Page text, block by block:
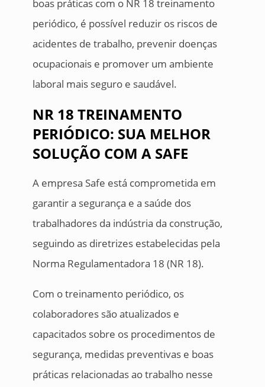
boas práticas com o NR 18 treinamento
periódico, é possível reduzir os riscos de
acidentes de trabalho, prevenir doenças
ocupacionais e promover um ambiente
laboral mais seguro e saudável.
NR 18 TREINAMENTO
PERIÓDICO: SUA MELHOR
SOLUÇÃO COM A SAFE
A empresa Safe está comprometida em
garantir a segurança e a saúde dos
trabalhadores da indústria da construção,
seguindo as diretrizes estabelecidas pela
Norma Regulamentadora 18 (NR 18).
Com o treinamento periódico, os
colaboradores são atualizados e
capacitados sobre os procedimentos de
segurança, medidas preventivas e boas
práticas relacionadas ao trabalho nesse